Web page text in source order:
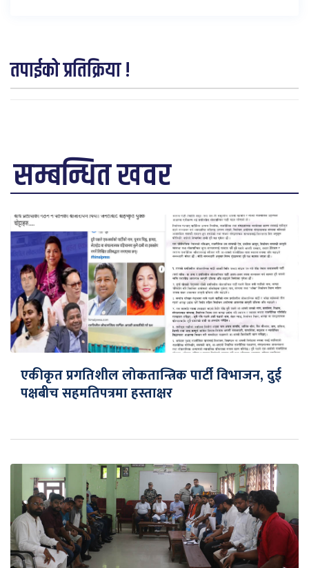
तपाईको प्रतिक्रिया !
सम्बन्धित खवर
एकीकृत प्रगतिशील लोकतान्त्रिक पार्टी विभाजन, दुई
पक्षबीच सहमतिपत्रमा हस्ताक्षर